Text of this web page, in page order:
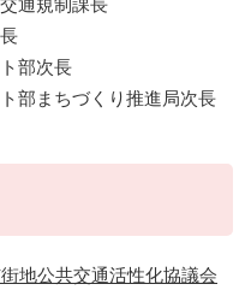
部次長
部まちづくり推進局次長
地公共交通活性化協議会